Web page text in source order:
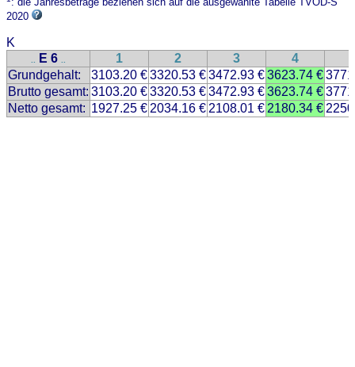
2020
K
.. E 6 .. 1 2 3 4
Grundgehalt:
3103.20 €3320.53 €3472.93 €3623.74 €
Brutto gesamt: 3103.20 €3320.53 €3472.93 €3623.74 €
Netto gesamt: 1927.25 € 2034.16 € 2108.01 € 2180.34 €